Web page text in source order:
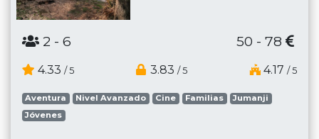
2 - 6 50 - 78
4.33 / 5 3.83 / 5 4.17 / 5
Aventura Nivel Avanzado Cine Familias
Jumanji
Jóvenes